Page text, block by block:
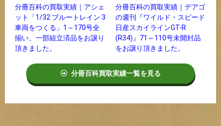
分冊百科の買取実績｜アシェ
ット「1/32 ブルートレイン 3
車両をつくる」1～170号全
揃い、一部組立済品をお譲り
頂きました。
分冊百科の買取実績｜デアゴ
の週刊『ワイルド・スピード
日産スカイラインGT-R
(R34)』71～110号未開封品
をお譲り頂きました。
分冊百科買取実績一覧を見る